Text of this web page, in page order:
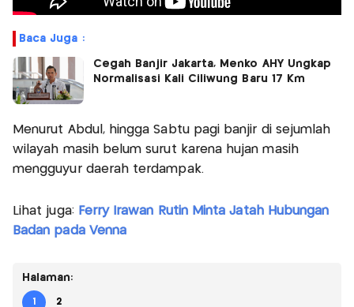
Baca Juga :
Cegah Banjir Jakarta, Menko AHY Ungkap
Normalisasi Kali Ciliwung Baru 17 Km
Menurut Abdul, hingga Sabtu pagi banjir di sejumlah
wilayah masih belum surut karena hujan masih
mengguyur daerah terdampak.
Lihat juga: Ferry Irawan Rutin Minta Jatah Hubungan
Badan pada Venna
Halaman:
1 2